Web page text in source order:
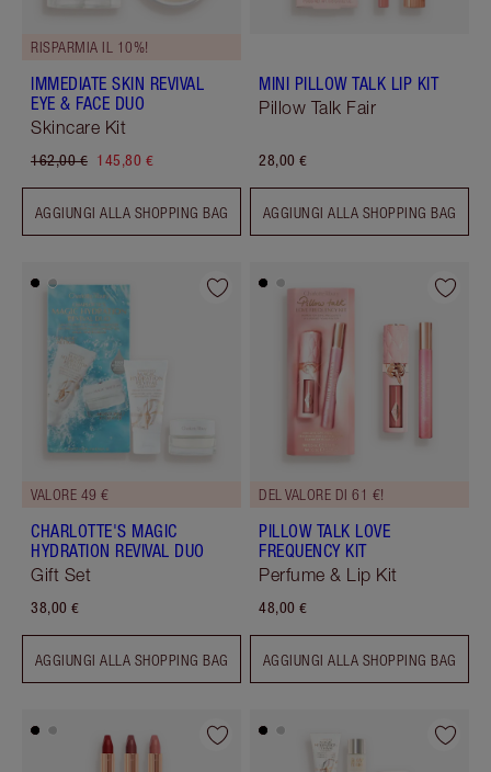
RISPARMIA IL 10%!
IMMEDIATE SKIN REVIVAL
EYE & FACE DUO
Skincare Kit
162,00 € 145,80 €
AGGIUNGI ALLA SHOPPING BAG
MINI PILLOW TALK LIP KIT
Pillow Talk Fair
28,00 €
AGGIUNGI ALLA SHOPPING BAG
VALORE 49 €
CHARLOTTE'S MAGIC
HYDRATION REVIVAL DUO
Gift Set
38,00 €
AGGIUNGI ALLA SHOPPING BAG
DEL VALORE DI 61 €!
PILLOW TALK LOVE
FREQUENCY KIT
Perfume & Lip Kit
48,00 €
AGGIUNGI ALLA SHOPPING BAG